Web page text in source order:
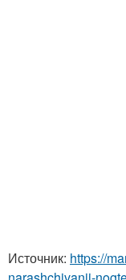
Источник: https://